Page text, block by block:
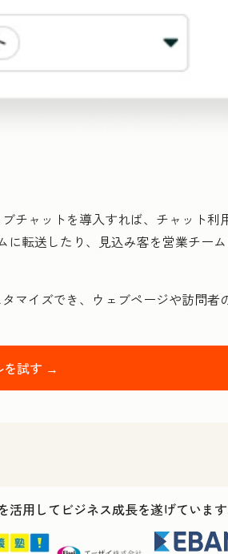
チャットを導入すれば、チャット利
転送したり、見込み客を営業チー
マイズでき、ウェブページや訪問者
を試す →
用してビジネス成長を遂げています